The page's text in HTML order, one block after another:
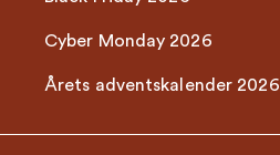
Cyber Monday 2026
Årets adventskalender 2026